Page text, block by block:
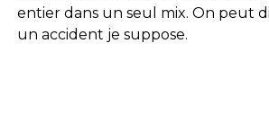
entier dans un seul mix. On peut
un accident je suppose.